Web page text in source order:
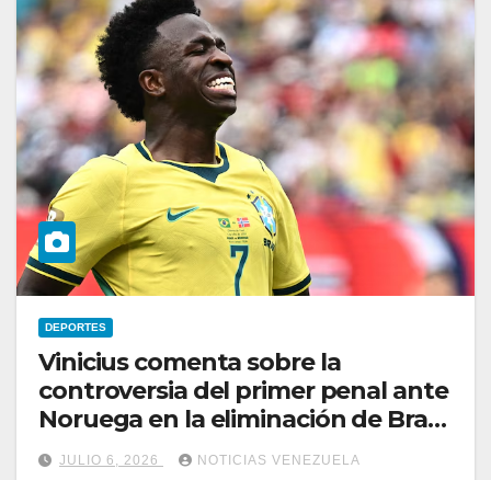
DEPORTES
Vinicius comenta sobre la
controversia del primer penal ante
Noruega en la eliminación de Brasil
del Mundial
JULIO 6, 2026 NOTICIAS VENEZUELA